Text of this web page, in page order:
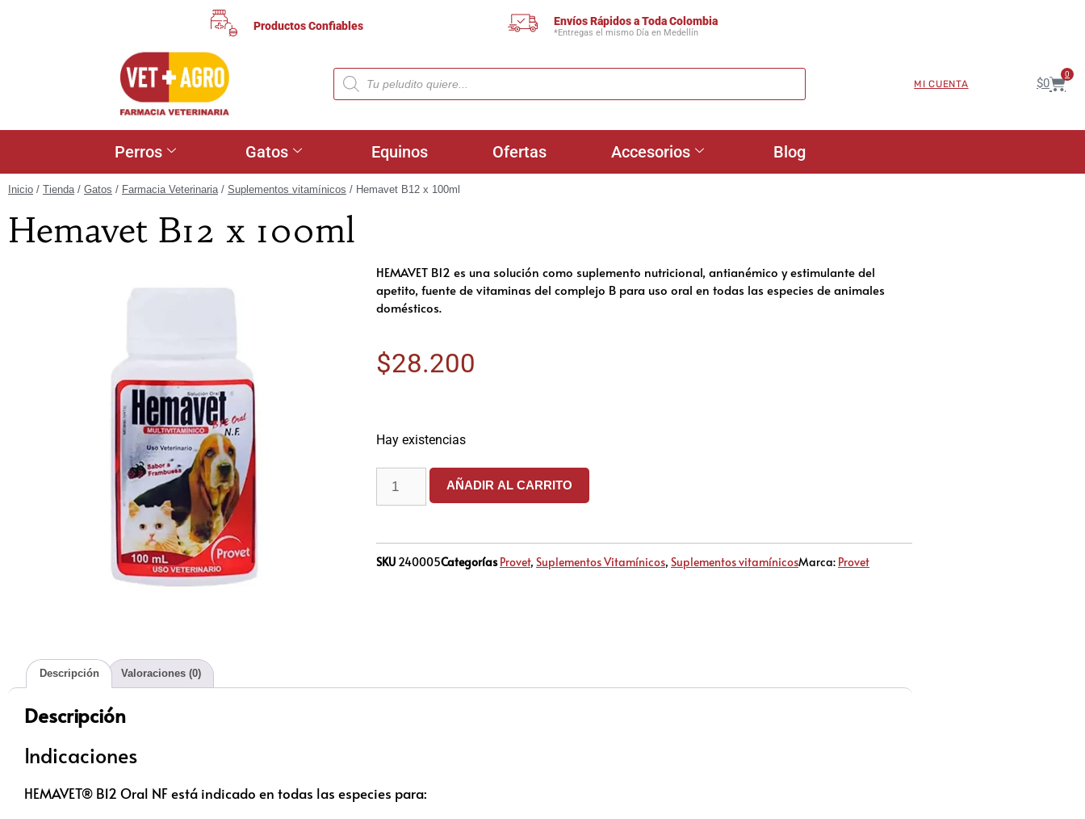
Productos Confiables Envíos Rápidos a Toda Colombia
*Entregas el mismo Día en Medellín
MI CUENTA $0
0
Perros Gatos Equinos Ofertas Accesorios Blog
Inicio / Tienda/ Gatos / Farmacia Veterinaria/ Suplementos vitamínicos / Hemavet B12 x 100ml
Hemavet B12 x 100ml
HEMAVET B12 es una solución como suplemento nutricional, antianémico y estimulante del
apetito, fuente de vitaminas del complejo B para uso oral en todas las especies de animales
domésticos.
$28.200
Hay existencias
AÑADIR AL CARRITO
SKU 240005Categorías Provet, Suplementos Vitamínicos, Suplementos vitamínicosMarca: Provet
Descripción Valoraciones (0)
Descripción
Indicaciones
HEMAVET® B12 Oral NF está indicado en todas las especies para: